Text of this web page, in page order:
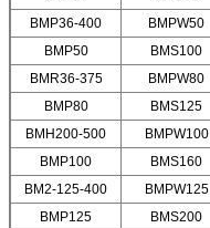
BMP36-400
BMPW50
BMP50
BMS100
BMR36-375
BMPW80
BMP80
BMS125
BMH200-500
BMPW100
BMP100
BMS160
BM2-125-400
BMPW125
BMP125
BMS200